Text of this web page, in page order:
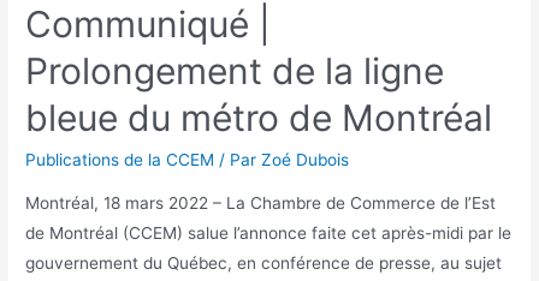
Communiqué |
Prolongement de la ligne
bleue du métro de Montréal
Publications de la CCEM / ParZoé Dubois
Montréal, 18 mars 2022 – La Chambre de Commerce de l’Est
de Montréal (CCEM) salue l’annonce faite cet après-midi par le
gouvernement du Québec, en conférence de presse, au sujet